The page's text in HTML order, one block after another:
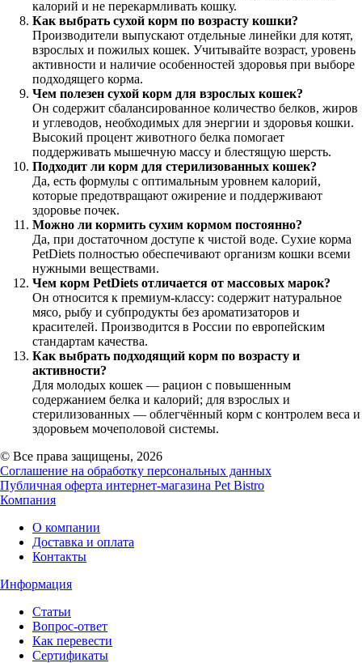
калорий и не перекармливать кошку.
Как выбрать сухой корм по возрасту кошки?
Производители выпускают отдельные линейки для котят,
взрослых и пожилых кошек. Учитывайте возраст, уровень
активности и наличие особенностей здоровья при выборе
подходящего корма.
Чем полезен сухой корм для взрослых кошек?
Он содержит сбалансированное количество белков, жиров
и углеводов, необходимых для энергии и здоровья кошки.
Высокий процент животного белка помогает
поддерживать мышечную массу и блестящую шерсть.
Подходит ли корм для стерилизованных кошек?
Да, есть формулы с оптимальным уровнем калорий,
которые предотвращают ожирение и поддерживают
здоровье почек.
Можно ли кормить сухим кормом постоянно?
Да, при достаточном доступе к чистой воде. Сухие корма
PetDiets полностью обеспечивают организм кошки всеми
нужными веществами.
Чем корм PetDiets отличается от массовых марок?
Он относится к премиум-классу: содержит натуральное
мясо, рыбу и субпродукты без ароматизаторов и
красителей. Производится в России по европейским
стандартам качества.
Как выбрать подходящий корм по возрасту и
активности?
Для молодых кошек — рацион с повышенным
содержанием белка и калорий; для взрослых и
стерилизованных — облегчённый корм с контролем веса и
здоровьем мочеполовой системы.
© Все права защищены, 2026
Соглашение на обработку персональных данных
Публичная оферта интернет-магазина Pet Bistro
Компания
О компании
Доставка и оплата
Контакты
Информация
Статьи
Вопрос-ответ
Как перевести
Сертификаты